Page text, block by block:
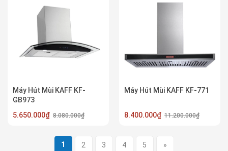
Máy Hút Mùi KAFF KF-
GB973
5.650.000₫ 8.080.000₫
Máy Hút Mùi KAFF KF-771
8.400.000₫ 11.200.000₫
1 2 3 4 5 »